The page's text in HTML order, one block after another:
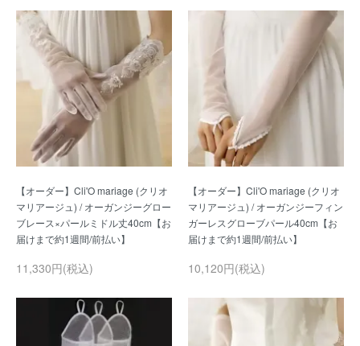
【オーダー】Cli'O mariage (クリオ
マリアージュ) / オーガンジーグロー
ブレース×パールミドル丈40cm【お
11,330円(税込)
【オーダー】Cli'O mariage (クリオ
マリアージュ) / オーガンジーフィン
ガーレスグローブパール40cm【お
10,120円(税込)